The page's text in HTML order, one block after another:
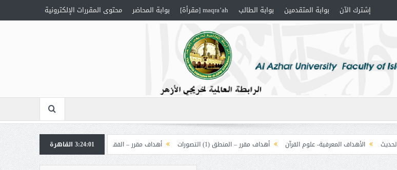
إشترك الآن بوابة المتقدمين بوابة الطالب maqra’ah [مقرأة] بوابة المحاضر محتوى المقررات الإلكترونية
الأهداف المعرفية- علوم القرآن أهداف مقرر – المنطق (1) التصورات أهداف مقرر – الفقه 1
أهداف مقرر – العقيدة “إلهيات”
3:24:02 القاهرة